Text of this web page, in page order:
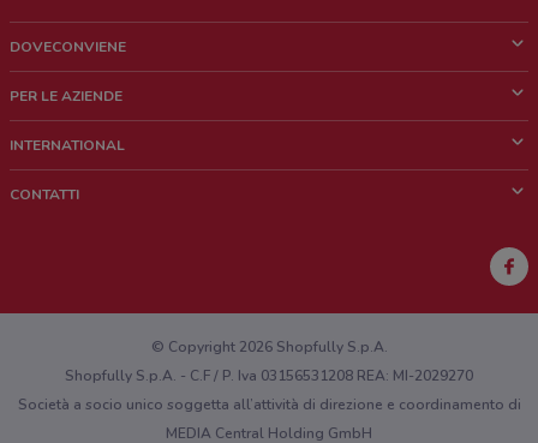
DOVECONVIENE
Chi siamo
Lavora con noi
PER LE AZIENDE
Richieste commerciali e marketing
INTERNATIONAL
CONTATTI
Hai un malfunzionamento sul web o sull'app?
© Copyright 2026 Shopfully S.p.A.
Shopfully S.p.A. - C.F / P. Iva 03156531208 REA: MI-2029270
Società a socio unico soggetta all’attività di direzione e coordinamento di
MEDIA Central Holding GmbH